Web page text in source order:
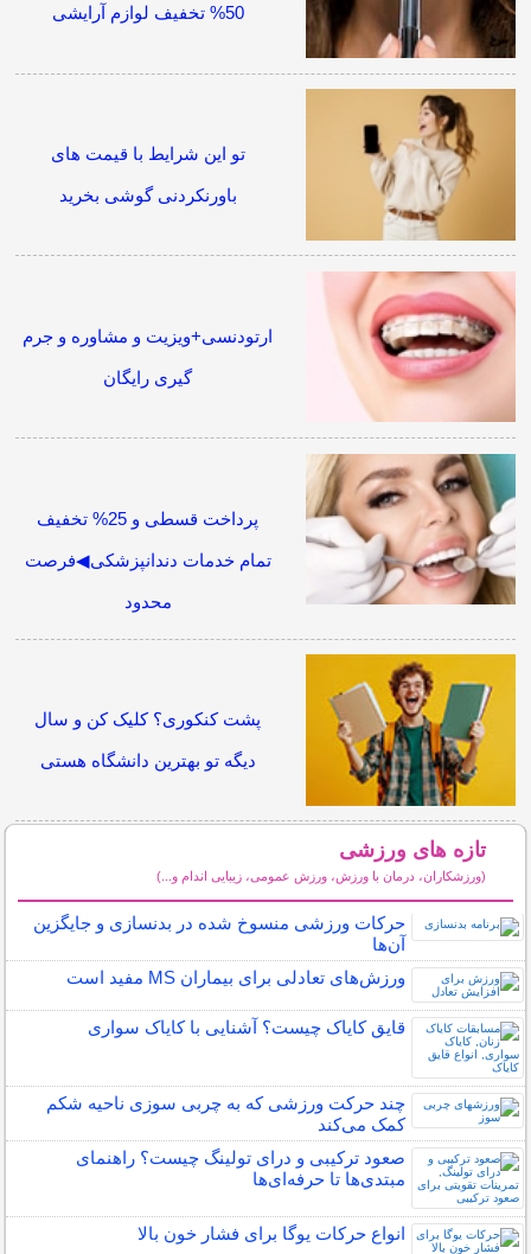
50% تخفیف لوازم آرایشی
تو این شرایط با قیمت های
باورنکردنی گوشی بخرید
ارتودنسی+ویزیت و مشاوره و جرم
گیری رایگان
پرداخت قسطی و 25% تخفیف
تمام خدمات دندانپزشکی◀فرصت
محدود
پشت کنکوری؟ کلیک کن و سال
دیگه تو بهترین دانشگاه هستی
تازه های ورزشی
(ورزشکاران، درمان با ورزش، ورزش عمومی، زیبایی اندام و...)
حرکات ورزشی منسوخ شده در بدنسازی و جایگزین
آن‌ها
ورزش‌های تعادلی برای بیماران MS مفید است
قایق کایاک چیست؟ آشنایی با کایاک سواری
چند حرکت ورزشی که به چربی سوزی ناحیه شکم
کمک می‌کند
صعود ترکیبی و درای تولینگ چیست؟ راهنمای
مبتدی‌ها تا حرفه‌ای‌ها
انواع حرکات یوگا برای فشار خون بالا